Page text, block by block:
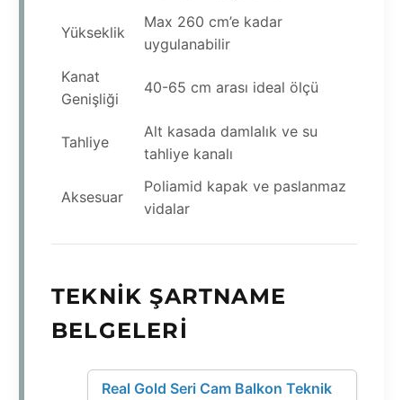
Yükseklik
Max 260 cm’e kadar
uygulanabilir
Kanat
Genişliği
40-65 cm arası ideal ölçü
Tahliye
Alt kasada damlalık ve su
tahliye kanalı
Aksesuar
Poliamid kapak ve paslanmaz
vidalar
TEKNIK ŞARTNAME
BELGELERI
Real Gold Seri Cam Balkon Teknik